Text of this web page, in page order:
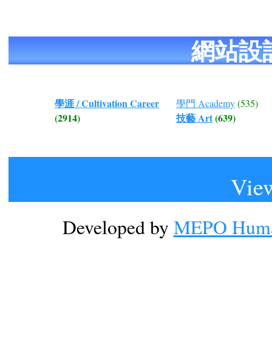
網站設
學涯 / Cultivation Career
(2914)
學門 Academy(535)
技藝 Art(639)
Developed by MEPO